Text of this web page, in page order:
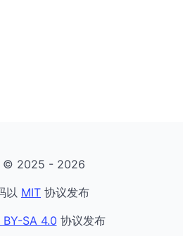
© 2025 - 2026
以 MIT 协议发布
BY-SA 4.0 协议发布